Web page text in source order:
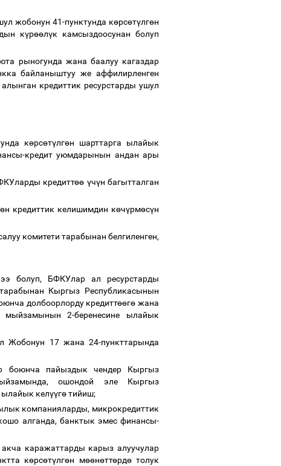
жобонун 41-пунктунда көрсөтүлгөн
күрөөлүк камсыздоосунан болуп
рыногунда жана баалуу кагаздар
байланыштуу же аффилирленген
кредиттик ресурстарды ушул
көрсөтүлгөн шарттарга ылайык
кредит уюмдарынын андан ары
кредиттөө үчүн багытталган
өн кредиттик келишимдин көчүрмөсүн
комитети тарабынан белгиленген,
болуп, БФКУлар ал ресурстарды
Кыргыз Республикасынын
долбоорлорду кредиттөөгө жана
мыйзамынын 2-беренесине ылайык
Жобонун 17 жана 24-пункттарында
боюнча пайыздык чендер Кыргыз
ошондой эле Кыргыз
ылайык келүүгөтийиш;
компанияларды, микрокредиттик
алганда, банктык эмес финансы-
каражаттарды карыз алуучулар
көрсөтүлгөн мөөнөттөрдөтолук